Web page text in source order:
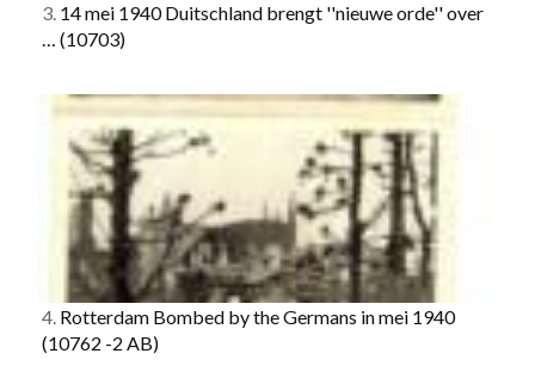
3. 14 mei 1940 Duitschland brengt ''nieuwe orde'' over
… (10703)
4. Rotterdam Bombed by the Germans in mei 1940
(10762 -2 AB)